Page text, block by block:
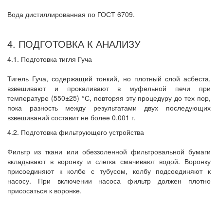
Вода дистиллированная по ГОСТ 6709.
4. ПОДГОТОВКА К АНАЛИЗУ
4.1. Подготовка тигля Гуча
Тигель Гуча, содержащий тонкий, но плотный слой асбеста,
взвешивают и прокаливают в муфельной печи при
температуре (550±25) °С, повторяя эту процедуру до тех пор,
пока разность между результатами двух последующих
взвешиваний составит не более 0,001 г.
4.2. Подготовка фильтрующего устройства
Фильтр из ткани или обеззоленной фильтровальной бумаги
вкладывают в воронку и слегка смачивают водой. Воронку
присоединяют к колбе с тубусом, колбу подсоединяют к
насосу. При включении насоса фильтр должен плотно
присосаться к воронке.